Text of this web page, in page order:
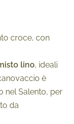
croce, con
lino, ideali
è
nel Salento, per
da